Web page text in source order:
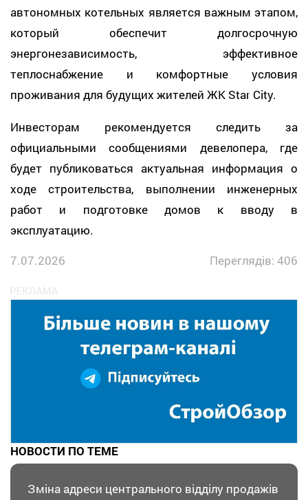
автономных котельных является важным этапом,
который обеспечит долгосрочную
энергонезависимость, эффективное
теплоснабжение и комфортные условия
проживания для будущих жителей ЖК Star City.
Инвесторам рекомендуется следить за
официальными сообщениями девелопера, где
будет публиковаться актуальная информация о
ходе строительства, выполнении инженерных
работ и подготовке домов к вводу в
эксплуатацию.
7.07.2026
Переглядів: 406
НОВОСТИ ПО ТЕМЕ
Зміна адреси центрального відділу продажів